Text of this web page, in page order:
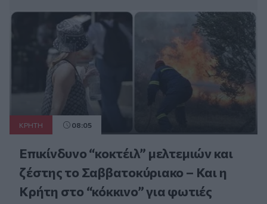
ΚΡΗΤΗ 08:05
Επικίνδυνο “κοκτέιλ” μελτεμιών και
ζέστης το Σαββατοκύριακο – Και η
Κρήτη στο “κόκκινο” για φωτιές